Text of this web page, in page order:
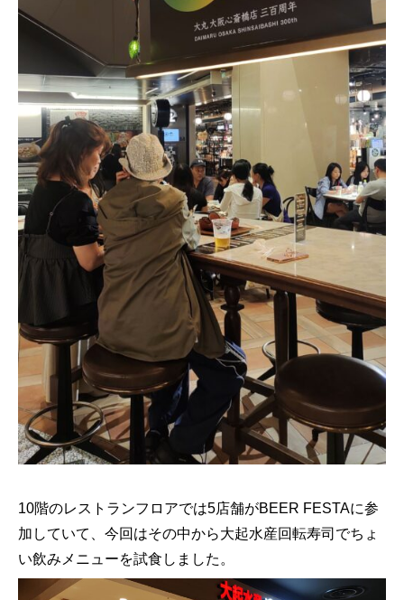
10階のレストランフロアでは5店舗がBEER FESTAに参
加していて、今回はその中から大起水産回転寿司でちょ
い飲みメニューを試食しました。